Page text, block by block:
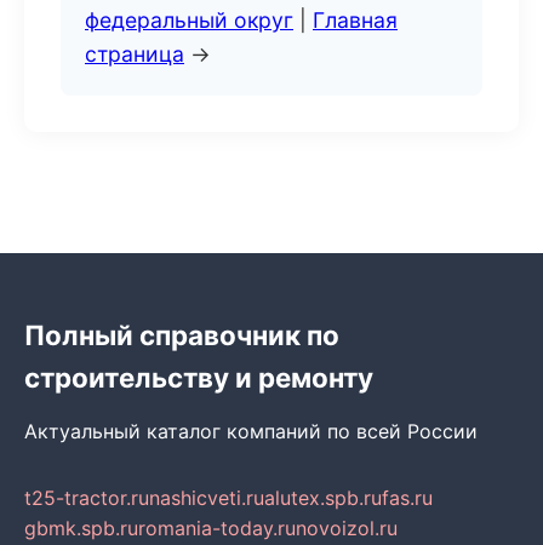
федеральный округ
Главная
страница →
Полный справочник по
строительству и ремонту
Актуальный каталог компаний по всей России
t25-tractor.runashicveti.rualutex.spb.rufas.ru
gbmk.spb.ruromania-today.runovoizol.ru